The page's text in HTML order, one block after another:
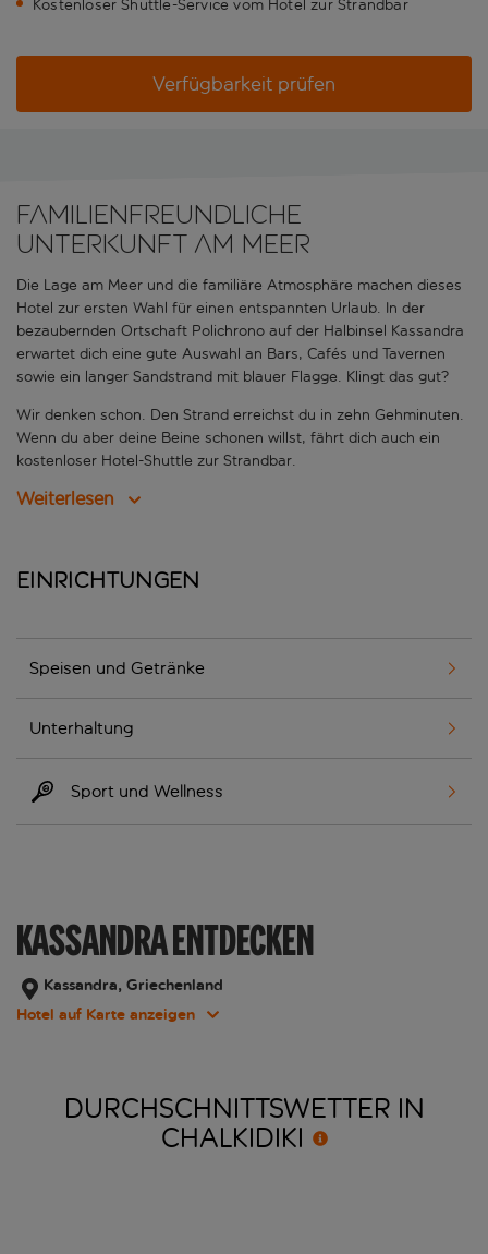
Kostenloser Shuttle-Service vom Hotel zur Strandbar
Verfügbarkeit prüfen
Familienfreundliche
Unterkunft am Meer
Die Lage am Meer und die familiäre Atmosphäre machen dieses
Hotel zur ersten Wahl für einen entspannten Urlaub. In der
bezaubernden Ortschaft Polichrono auf der Halbinsel Kassandra
erwartet dich eine gute Auswahl an Bars, Cafés und Tavernen
sowie ein langer Sandstrand mit blauer Flagge. Klingt das gut?
Wir denken schon. Den Strand erreichst du in zehn Gehminuten.
Wenn du aber deine Beine schonen willst, fährt dich auch ein
kostenloser Hotel-Shuttle zur Strandbar.
Weiterlesen
Einrichtungen
Speisen und Getränke
Unterhaltung
Sport und Wellness
KASSANDRA ENTDECKEN
Kassandra, Griechenland
Hotel auf Karte anzeigen
DURCHSCHNITTSWETTER IN
CHALKIDIKI